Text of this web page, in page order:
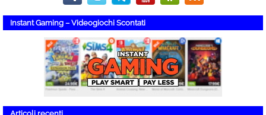
Instant Gaming – Videogiochi Scontati